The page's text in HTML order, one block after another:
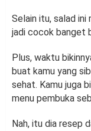
Selain itu, salad
jadi cocok banget
Plus, waktu
buat kamu yang
sehat. Kamu juga
menu pembuka
Nah, itu dia resep